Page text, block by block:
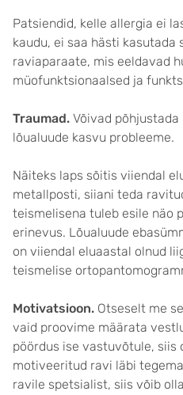
Patsiendid, kelle allergia ei
kaudu, ei saa hästi kasutada
raviaparaate, mis eeldavad
müofunktsionaalsed ja
Traumad. Võivad
lõualuude kasvu probleeme.
Näiteks laps sõitis viiendal
metallposti, siiani teda
teismelisena tuleb esile näo
erinevus. Lõualuude
on viiendal eluaastal olnud
teismelise
Motivatsioon. Otseselt me
vaid proovime määrata
pöördus ise vastuvõtule, siis
motiveeritud ravi läbi
ravile spetsialist, siis võib